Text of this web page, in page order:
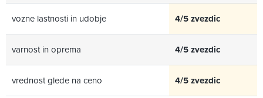
vozne lastnosti in udobje 4/5 zvezdic
varnost in oprema 4/5 zvezdic
vrednost glede na ceno 4/5 zvezdic